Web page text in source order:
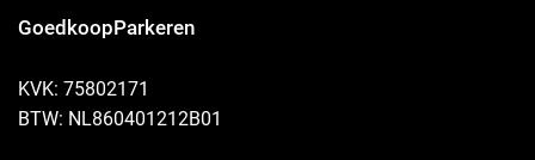
GoedkoopParkeren
KVK: 75802171
BTW: NL860401212B01